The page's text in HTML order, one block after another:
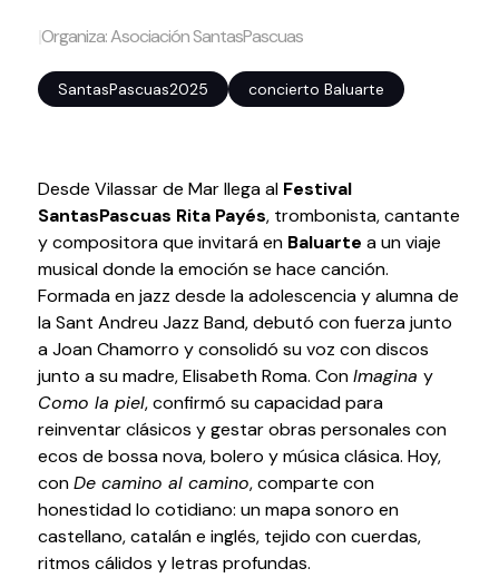
Agenda
Entradas
Histórico
Organiza
Espacios
Tour Virtual
Servicios
Organizar evento
Testimonios
Últimos Eventos
Baluarte
Organiza: Asociación SantasPascuas
SantasPascuas2025 concierto Baluarte
Desde Vilassar de Mar llega al Festival
SantasPascuas Rita Payés, trombonista, cantante
y compositora que invitará en Baluarte a un viaje
musical donde la emoción se hace canción.
Formada en jazz desde la adolescencia y alumna de
la Sant Andreu Jazz Band, debutó con fuerza junto
a Joan Chamorro y consolidó su voz con discos
junto a su madre, Elisabeth Roma. ConImagina y
Como la piel, confirmó su capacidad para
reinventar clásicos y gestar obras personales con
ecos de bossa nova, bolero y música clásica. Hoy,
conDe camino al camino, comparte con
honestidad lo cotidiano: un mapa sonoro en
castellano, catalán e inglés, tejido con cuerdas,
ritmos cálidos y letras profundas.